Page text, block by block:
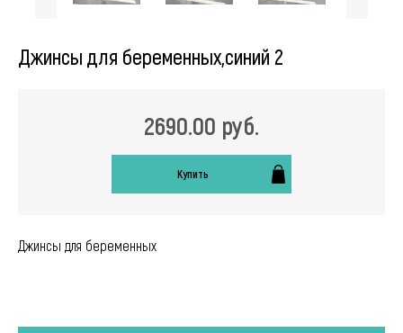
Джинсы для беременных,синий 2
2690.00 руб.
Купить
Джинсы для беременных